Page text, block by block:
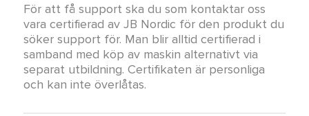
För att få support ska du som kontaktar oss
vara certifierad av JB Nordic för den produkt du
söker support för. Man blir alltid certifierad i
samband med köp av maskin alternativt via
separat utbildning. Certifikaten är personliga
och kan inte överlåtas.